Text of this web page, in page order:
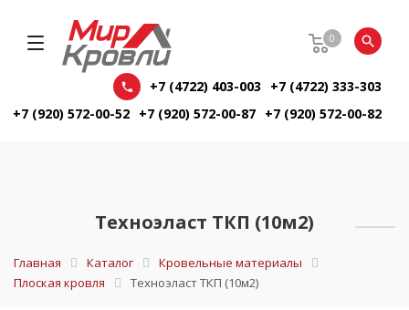
0
+7 (4722) 403-003
+7 (4722) 333-303
+7 (920) 572-00-52 +7 (920) 572-00-87 +7 (920) 572-00-82
Техноэласт ТКП (10м2)
Главная Каталог
Кровельные материалы
Плоская кровля
Техноэласт ТКП (10м2)